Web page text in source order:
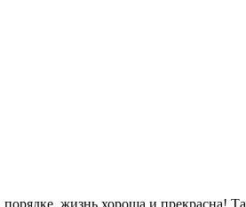
жизнь хороша и прекрасна!